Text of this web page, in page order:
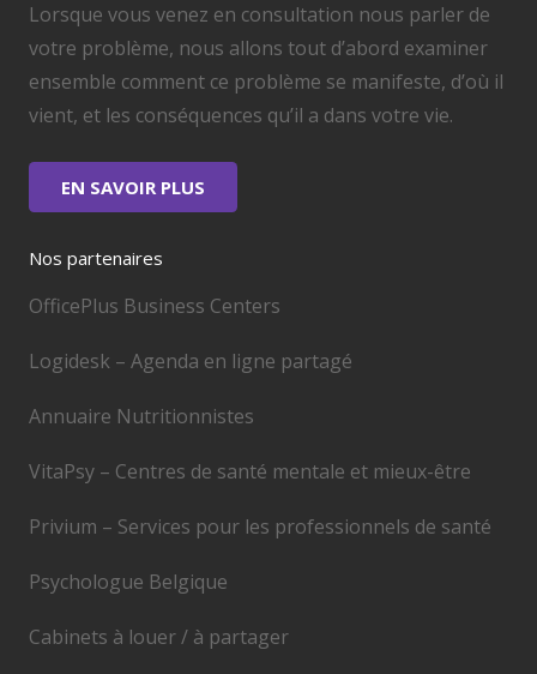
Lorsque vous venez en consultation nous parler de
votre problème, nous allons tout d’abord examiner
ensemble comment ce problème se manifeste, d’où il
vient, et les conséquences qu’il a dans votre vie.
EN SAVOIR PLUS
Nos partenaires
OfficePlus Business Centers
Logidesk – Agenda en ligne partagé
Annuaire Nutritionnistes
VitaPsy – Centres de santé mentale et mieux-être
Privium – Services pour les professionnels de santé
Psychologue Belgique
Cabinets à louer / à partager